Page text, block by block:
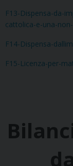
F13-Dispensa-da-
cattolica-e-una-
F14-Dispensa-
F15-Licenza-per-